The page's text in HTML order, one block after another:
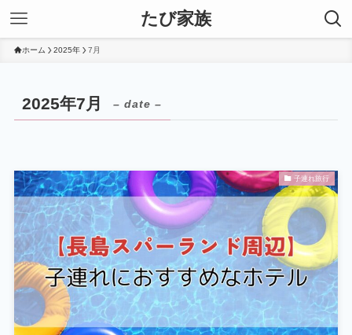
たび家族
ホーム 2025年 7月
2025年7月 – date –
子連れ旅行